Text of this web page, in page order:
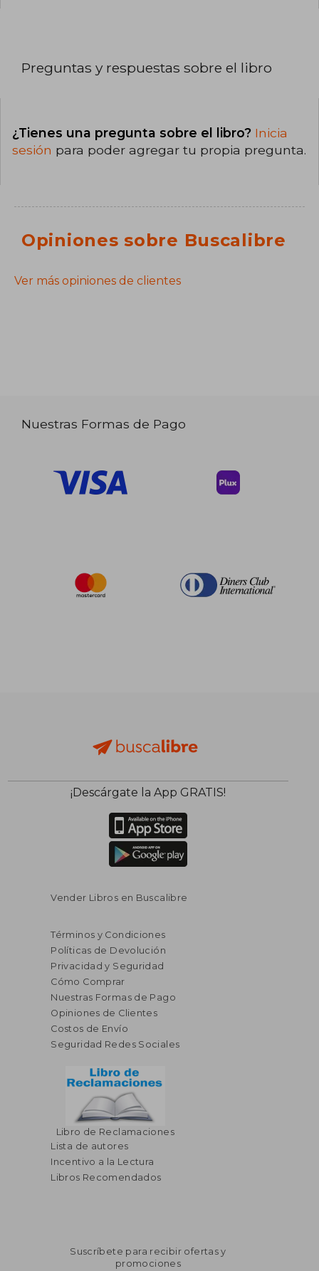
Preguntas y respuestas sobre el libro
¿Tienes una pregunta sobre el libro? Inicia
sesión para poder agregar tu propia pregunta.
Opiniones sobre Buscalibre
Ver más opiniones de clientes
Nuestras Formas de Pago
¡Descárgate la App GRATIS!
Vender Libros en Buscalibre
Términos y Condiciones
Políticas de Devolución
Privacidad y Seguridad
Cómo Comprar
Nuestras Formas de Pago
Opiniones de Clientes
Costos de Envío
Seguridad Redes Sociales
Libro de Reclamaciones
Lista de autores
Incentivo a la Lectura
Libros Recomendados
Suscríbete para recibir ofertas y
promociones